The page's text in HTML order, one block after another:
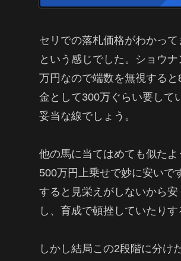
セリでの落札価格がわかっ
という感じでした。ショウ
万円なので端数を無視する
金として300万ぐらい要して
妥当な線でしょう。
他の馬に当てはめても似た
500万円上乗せで妙に安いで
すると見栄えがしないから
し、育成で頓挫していたりす
しかし結局この2段階に分け